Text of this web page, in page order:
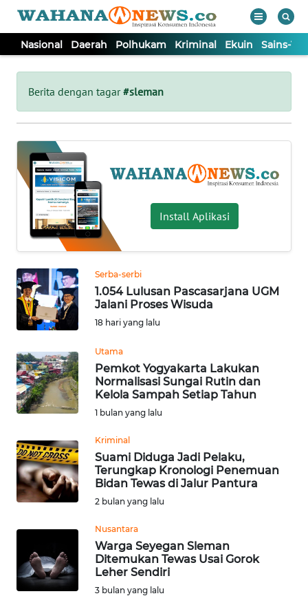
Nasional Daerah Polhukam Kriminal Ekuin Sains-
Berita dengan tagar#sleman
Install Aplikasi
Serba-serbi
1.054 Lulusan Pascasarjana UGM
Jalani Proses Wisuda
18 hari yang lalu
Utama
Pemkot Yogyakarta Lakukan
Normalisasi Sungai Rutin dan
Kelola Sampah Setiap Tahun
1 bulan yang lalu
Kriminal
Suami Diduga Jadi Pelaku,
Terungkap Kronologi Penemuan
Bidan Tewas di Jalur Pantura
2 bulan yang lalu
Nusantara
Warga Seyegan Sleman
Ditemukan Tewas Usai Gorok
Leher Sendiri
3 bulan yang lalu
Tutup
NASIONAL
DAERAH
POLHUKAM
KRIMINAL
EKUIN
SAINS-TEKNO
KESEHATAN
INTERNASIONAL
PENDIDIKAN
EDITORIAL